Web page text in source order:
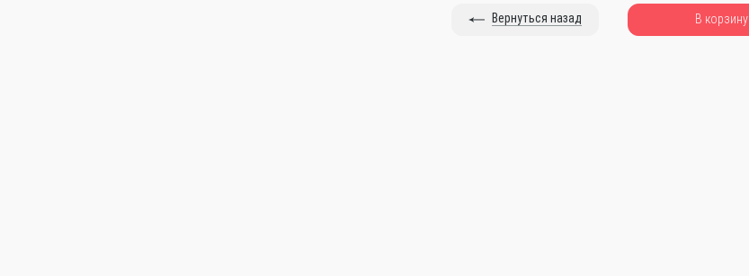
Вернуться назад В корзину